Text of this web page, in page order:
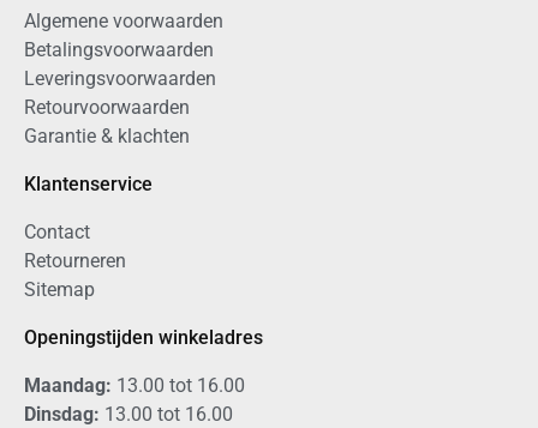
Openingstijden winkeladres
Maandag: 13.00 tot 16.00
Dinsdag: 13.00 tot 16.00
Klantenservice
Contact
Retourneren
Sitemap
Algemene voorwaarden
Betalingsvoorwaarden
Leveringsvoorwaarden
Retourvoorwaarden
Garantie & klachten